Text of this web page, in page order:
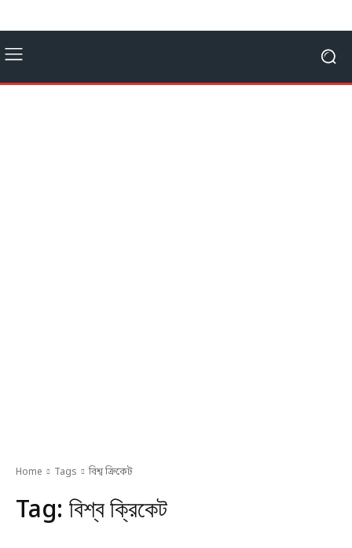
Home Tags বিশ্ব ক্রিকেট
Tag: বিশ্ব ক্রিকেট